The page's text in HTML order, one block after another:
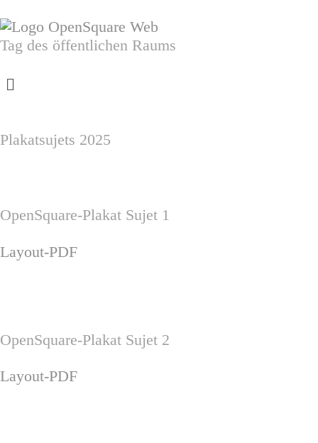
Inhalt
springen
Tag des öffentlichen Raums
Menü
Plakatsujets 2025
OpenSquare-Plakat Sujet 1
Layout-PDF
OpenSquare-Plakat Sujet 2
Layout-PDF